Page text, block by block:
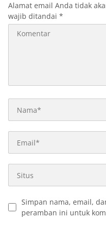
Alamat email Anda tidak
wajib ditandai *
Simpan nama, email,
peramban ini untuk